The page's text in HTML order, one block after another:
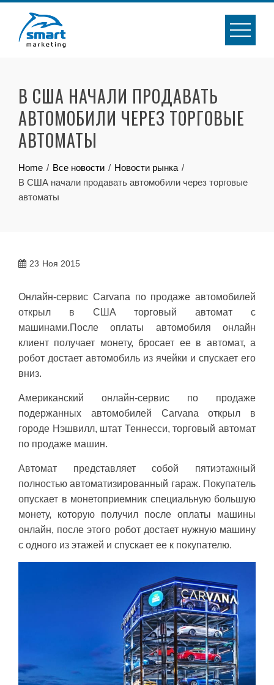
content
В США НАЧАЛИ ПРОДАВАТЬ
АВТОМОБИЛИ ЧЕРЕЗ ТОРГОВЫЕ
АВТОМАТЫ
Home Все новости
Новости рынка
В США начали продавать автомобили через торговые
автоматы
23 Ноя 2015
Онлайн-сервис Carvana по продаже автомобилей
открыл в США торговый автомат с
машинами.После оплаты автомобиля онлайн
клиент получает монету, бросает ее в автомат, а
робот достает автомобиль из ячейки и спускает его
вниз.
Американский онлайн-сервис по продаже
подержанных автомобилей Carvana открыл в
городе Нэшвилл, штат Теннесси, торговый автомат
по продаже машин.
Автомат представляет собой пятиэтажный
полностью автоматизированный гараж. Покупатель
опускает в монетоприемник специальную большую
монету, которую получил после оплаты машины
онлайн, после этого робот достает нужную машину
с одного из этажей и спускает ее к покупателю.